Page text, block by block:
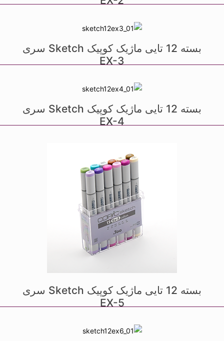
بسته 12 تایی ماژیک کوپیک Sketch سری
EX-3
بسته 12 تایی ماژیک کوپیک Sketch سری
EX-4
بسته 12 تایی ماژیک کوپیک Sketch سری
EX-5